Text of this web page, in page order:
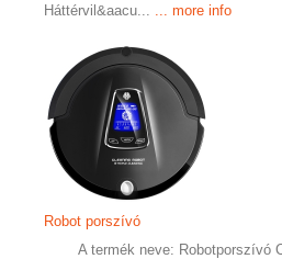
Háttérvil&aacu...
... more info
Robot porszívó
A termék neve: Robotporszívó